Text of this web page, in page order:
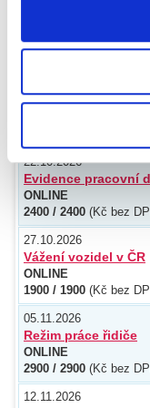
analýzy. Partneři
dalšími
získali v důsledku
2400 / 2400(Kč bez
Úmluva CMR
22.10.2026
Evidence pracovní
ONLINE
2400 / 2400 (Kč bez
27.10.2026
Vážení vozidel v ČR
ONLINE
1900 / 1900 (Kč bez
05.11.2026
Režim práce řidiče
ONLINE
2900 / 2900 (Kč bez
12.11.2026